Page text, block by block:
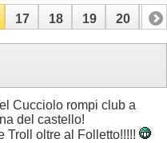
17 18 19 20 21
Cucciolo rompi club a
del castello!
Troll oltre al Folletto!!!!!